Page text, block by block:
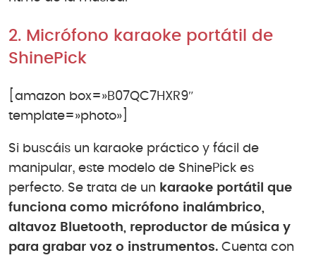
2. Micrófono karaoke portátil de
ShinePick
[amazon box=»B07QC7HXR9″
template=»photo»]
Si buscáis un karaoke práctico y fácil de
manipular, este modelo de ShinePick es
perfecto. Se trata de un karaoke portátil que
funciona como micrófono inalámbrico,
altavoz Bluetooth, reproductor de música y
para grabar voz o instrumentos. Cuenta con